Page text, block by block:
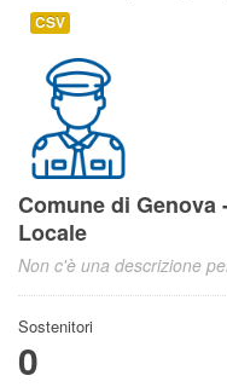
CSV
Comune di Genova
Locale
Non c'è una descrizione
Sostenitori
0